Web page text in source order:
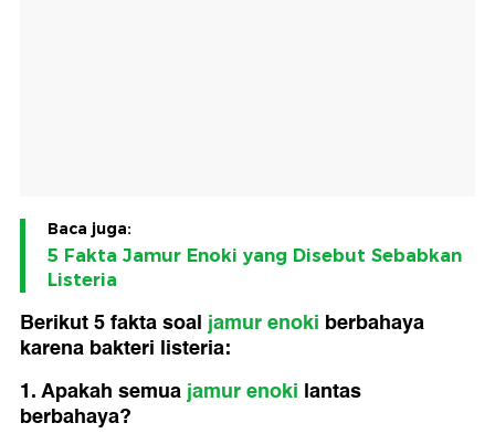
Baca juga:
5 Fakta Jamur Enoki yang Disebut Sebabkan
Listeria
Berikut 5 fakta soal jamur enoki berbahaya
karena bakteri listeria:
1. Apakah semuajamur enoki lantas
berbahaya?